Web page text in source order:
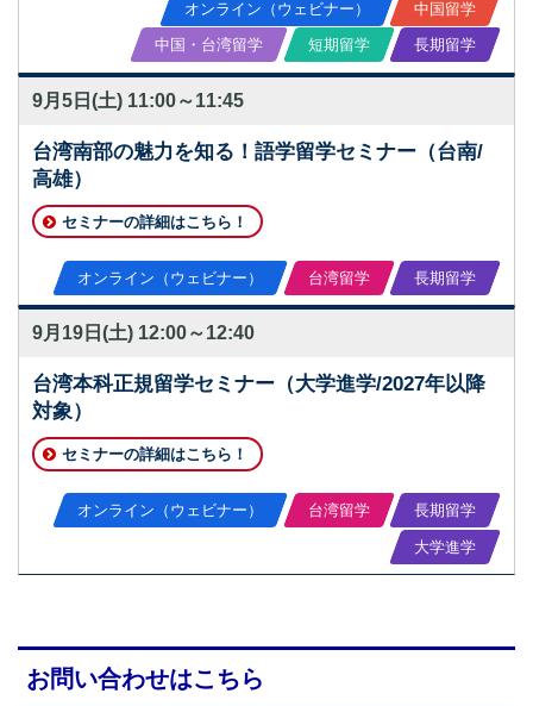
オンライン（ウェビナー） 中国留学
中国・台湾留学 短期留学 長期留学
9月5日(土) 11:00～11:45
台湾南部の魅力を知る！語学留学セミナー（台南/
高雄）
セミナーの詳細はこちら！
オンライン（ウェビナー） 台湾留学 長期留学
9月19日(土) 12:00～12:40
台湾本科正規留学セミナー（大学進学/2027年以降
対象）
セミナーの詳細はこちら！
オンライン（ウェビナー） 台湾留学 長期留学
大学進学
お問い合わせはこちら